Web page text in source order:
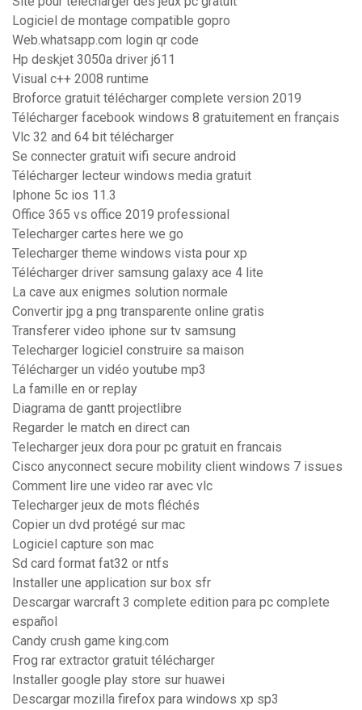
Logiciel de montage compatible gopro
Web.whatsapp.com login qr code
Hp deskjet 3050a driver j611
Visual c++ 2008 runtime
Broforce gratuit télécharger complete version 2019
Télécharger facebook windows 8 gratuitement en français
Vlc 32 and 64 bit télécharger
Se connecter gratuit wifi secure android
Télécharger lecteur windows media gratuit
Iphone 5c ios 11.3
Office 365 vs office 2019 professional
Telecharger cartes here we go
Telecharger theme windows vista pour xp
Télécharger driver samsung galaxy ace 4 lite
La cave aux enigmes solution normale
Convertir jpg a png transparente online gratis
Transferer video iphone sur tv samsung
Telecharger logiciel construire sa maison
Télécharger un vidéo youtube mp3
La famille en or replay
Diagrama de gantt projectlibre
Regarder le match en direct can
Telecharger jeux dora pour pc gratuit en francais
Cisco anyconnect secure mobility client windows 7 issues
Comment lire une video rar avec vlc
Telecharger jeux de mots fléchés
Copier un dvd protégé sur mac
Logiciel capture son mac
Sd card format fat32 or ntfs
Installer une application sur box sfr
Descargar warcraft 3 complete edition para pc complete
español
Candy crush game king.com
Frog rar extractor gratuit télécharger
Installer google play store sur huawei
Descargar mozilla firefox para windows xp sp3